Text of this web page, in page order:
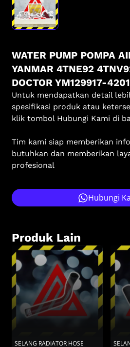
WATER PUMP POMPA
YANMAR 4TNE92
DOCTOR YM129917-
Untuk mendapatkan detail
spesifikasi produk atau
klik tombol Hubungi Kami di
Tim kami siap memberikan
butuhkan dan memberikan
profesional
Hubungi
Produk Lain
SELANG RADIATOR HOSE